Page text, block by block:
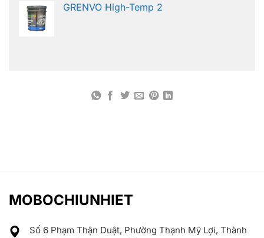
GRENVO High-Temp 2
MOBOCHIUNHIET
Số 6 Phạm Thận Duật, Phường Thạnh Mỹ Lợi, Thành